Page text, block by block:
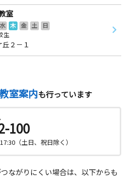
室
水 木 金 土
日
生
２－１
室案内も行っています
100
（土日、祝日除く）
ながりにくい場合は、以下からも